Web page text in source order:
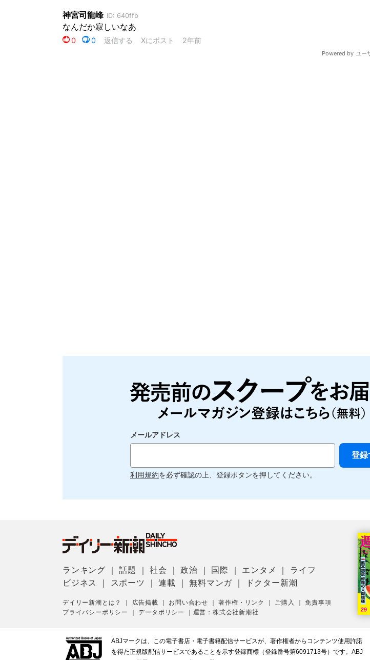
メールアドレス
利用規約を必ず確認の上、登録ボタンを押してください。
ランキング ｜話題 ｜社会 ｜政治 国際 エンタメ
ライフ
ビジネス
スポーツ ｜連載 ｜無料マンガ ドクター新潮
デイリー新潮とは？ 広告掲載 お問い合わせ ｜著作権・リンク ご購入 ｜免責事項
プライバシーポリシー
｜データポリシー 運営：株式会社新潮社
ABJマークは、この電子書店・電子書籍配信サービスが、著作権者からコンテンツ使用許諾
を得た正規版配信サービスであることを示す登録商標（登録番号第6091713号）です。ABJ